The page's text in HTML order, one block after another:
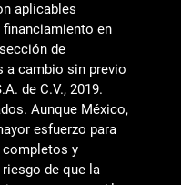
aplicables
en
de
a cambio sin previo
de C.V., 2019.
Aunque México,
esfuerzo para
y
de que la